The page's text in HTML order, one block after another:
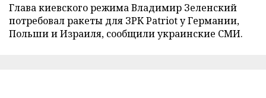
Глава киевского режима Владимир Зеленский
потребовал ракеты для ЗРК Patriot у Германии,
Польши и Израиля, сообщили украинские СМИ.